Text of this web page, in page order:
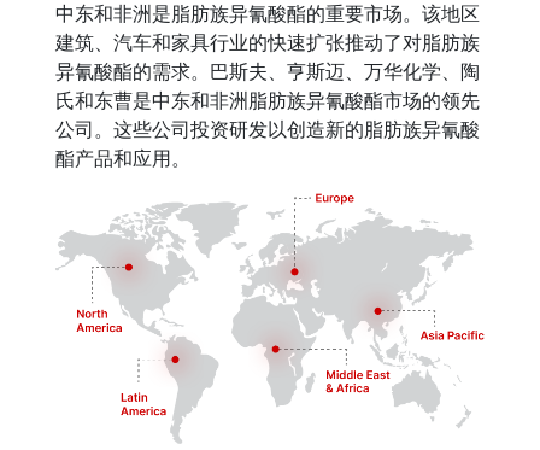
中东和非洲是脂肪族异氰酸酯的重要市场。该地区
建筑、汽车和家具行业的快速扩张推动了对脂肪族
异氰酸酯的需求。巴斯夫、亨斯迈、万华化学、陶
氏和东曹是中东和非洲脂肪族异氰酸酯市场的领先
公司。这些公司投资研发以创造新的脂肪族异氰酸
酯产品和应用。